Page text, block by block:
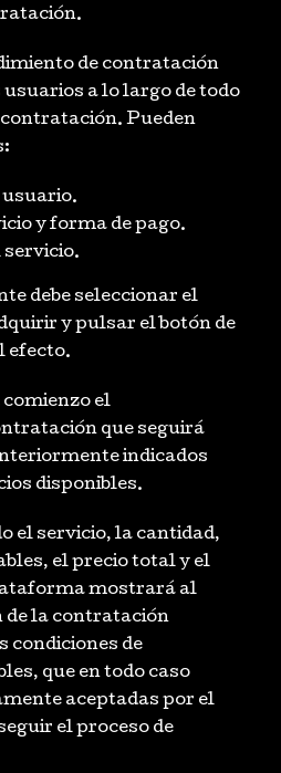
de contratación
a lo largo de todo
Pueden
y forma de pago.
debe seleccionar el
y pulsar el botón de
efecto.
el
que seguirá
indicados
disponibles.
el servicio, la cantidad,
el precio total y el
mostrará al
de la contratación
condiciones de
que en todo caso
aceptadas por el
el proceso de